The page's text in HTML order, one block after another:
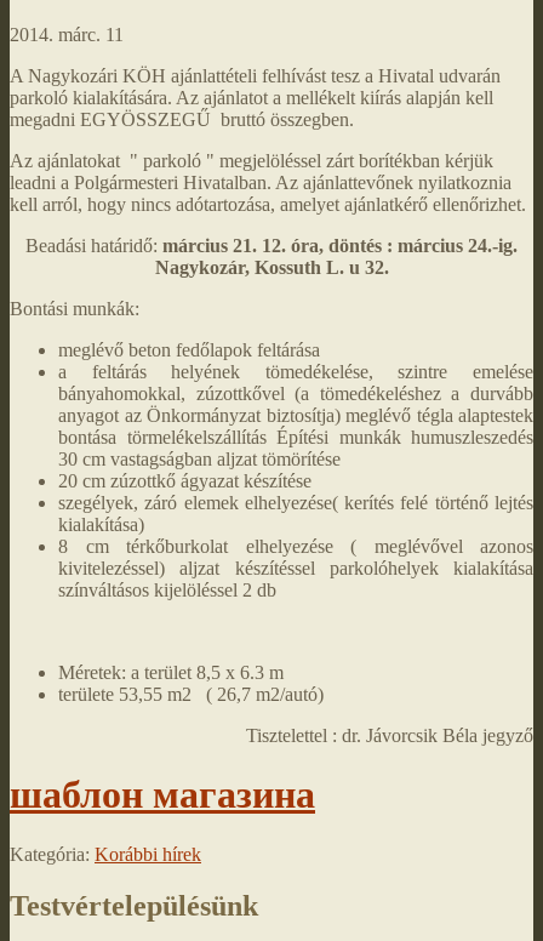
2014. márc. 11
A Nagykozári KÖH ajánlattételi felhívást tesz a Hivatal udvarán
parkoló kialakítására. Az ajánlatot a mellékelt kiírás alapján kell
megadni EGYÖSSZEGŰ bruttó összegben.
Az ajánlatokat " parkoló " megjelöléssel zárt borítékban kérjük
leadni a Polgármesteri Hivatalban. Az ajánlattevőnek nyilatkoznia
kell arról, hogy nincs adótartozása, amelyet ajánlatkérő ellenőrizhet.
Beadási határidő: március 21. 12. óra, döntés : március 24.-ig.
Nagykozár, Kossuth L. u 32.
Bontási munkák:
meglévő beton fedőlapok feltárása
a feltárás helyének tömedékelése, szintre emelése
bányahomokkal, zúzottkővel (a tömedékeléshez a durvább
anyagot az Önkormányzat biztosítja) meglévő tégla alaptestek
bontása törmelékelszállítás Építési munkák humuszleszedés
30 cm vastagságban aljzat tömörítése
20 cm zúzottkő ágyazat készítése
szegélyek, záró elemek elhelyezése( kerítés felé történő lejtés
kialakítása)
8 cm térkőburkolat elhelyezése ( meglévővel azonos
kivitelezéssel) aljzat készítéssel parkolóhelyek kialakítása
színváltásos kijelöléssel 2 db
Méretek: a terület 8,5 x 6.3 m
területe 53,55 m2 ( 26,7 m2/autó)
Tisztelettel : dr. Jávorcsik Béla jegyző
шаблон магазина
Kategória: Korábbi hírek
Testvértelepülésünk